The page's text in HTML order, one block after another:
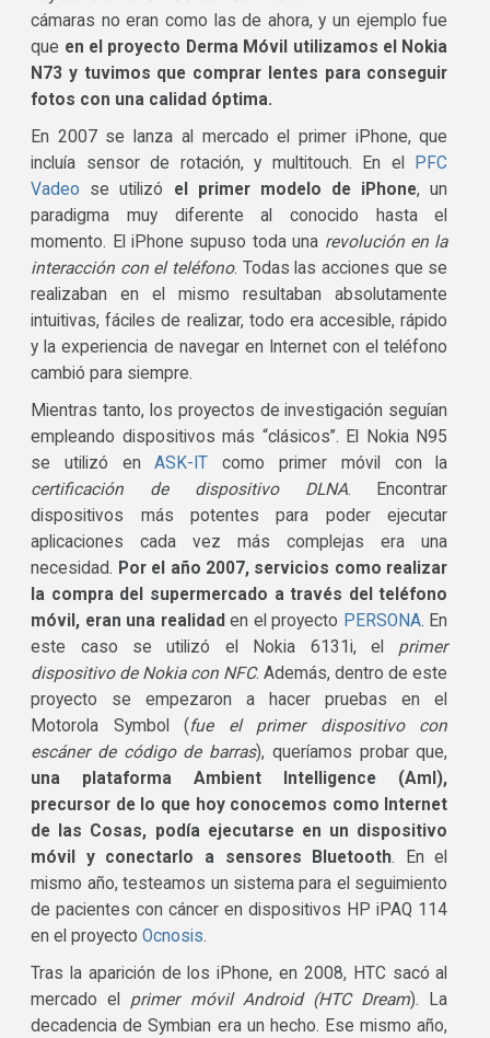
cámaras no eran como las de ahora, y un ejemplo fue
que en el proyecto Derma Móvil utilizamos el Nokia
N73 y tuvimos que comprar lentes para conseguir
fotos con una calidad óptima.
En 2007 se lanza al mercado el primer iPhone, que
incluía sensor de rotación, y multitouch. En el
PFC
Vadeo se utilizó el primer modelo de iPhone, un
paradigma muy diferente al conocido hasta el
momento. El iPhone supuso toda una revolución en la
interacción con el teléfono. Todas las acciones que se
realizaban en el mismo resultaban absolutamente
intuitivas, fáciles de realizar, todo era accesible, rápido
y la experiencia de navegar en Internet con el teléfono
cambió para siempre.
Mientras tanto, los proyectos de investigación seguían
empleando dispositivos más “clásicos”. El Nokia N95
se utilizó enASK-IT como primer móvil con la
certificación de dispositivo DLNA. Encontrar
dispositivos más potentes para poder ejecutar
aplicaciones cada vez más complejas era una
necesidad. Por el año 2007, servicios como realizar
la compra del supermercado a través del teléfono
móvil, eran una realidad en el proyecto PERSONA. En
este caso se utilizó el Nokia 6131i, el
primer
dispositivo de Nokia con NFC. Además, dentro de este
proyecto se empezaron a hacer pruebas en el
Motorola Symbol (fue el primer dispositivo con
escáner de código de barras), queríamos probar que,
una plataforma Ambient Intelligence (AmI),
precursor de lo que hoy conocemos como Internet
de las Cosas, podía ejecutarse en un dispositivo
móvil y conectarlo a sensores Bluetooth. En el
mismo año, testeamos un sistema para el seguimiento
de pacientes con cáncer en dispositivos HP iPAQ 114
en el proyectoOcnosis.
Tras la aparición de los iPhone, en 2008, HTC sacó al
mercado el primer móvil Android (HTC Dream). La
decadencia de Symbian era un hecho. Ese mismo año,